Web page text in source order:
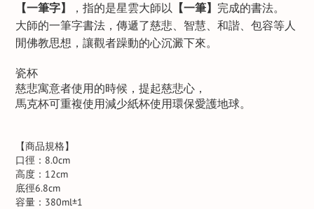
【一筆字】 ，指的是星雲大師以 【一筆】 完成的書法。
大師的一筆字書法，傳遞了慈悲、智慧、和諧、包容等人
閒佛教思想，讓觀者躁動的心沉澱下來。
瓷杯
慈悲寓意者使用的時候，提起慈悲心，
馬克杯可重複使用減少紙杯使用環保愛護地球。
【商品規格】
口徑：8.0cm
高度：12cm
底徑6.8cm
容量：380ml±1